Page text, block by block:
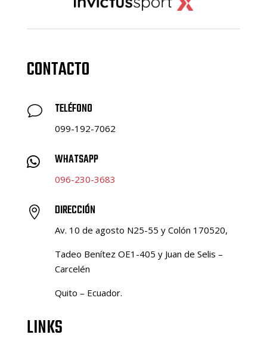
CONTACTO
v TELÉFONO
099-192-7062
 WHATSAPP
096-230-3683
 DIRECCIÓN
Av. 10 de agosto N25-55 y Colón 170520,
Tadeo Benítez OE1-405 y Juan de Selis –
Carcelén
Quito – Ecuador.
LINKS